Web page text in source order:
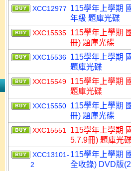
XCC12977 115學年上學期
年級 題庫光碟
XXC15535 115學年上學期
冊) 題庫光碟
XXC15536 115學年上學期
題庫光碟
XXC15549 115學年上學期
題庫光碟
XXC15550 115學年上學期
冊) 題庫光碟
XXC15551
115學年上學期
5.7.9冊) 題庫光
XCC13101-
2
115學年上學期
全收錄) DVD版